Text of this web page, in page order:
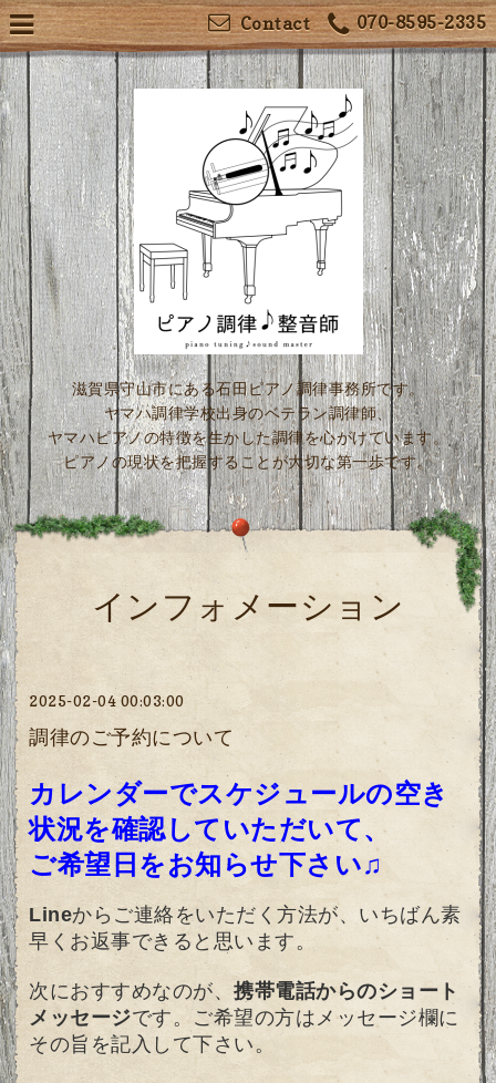
070-8595-2335
Contact
滋賀県守山市にある石田ピアノ調律事務所です。
ヤマハ調律学校出身のベテラン調律師、
ヤマハピアノの特徴を生かした調律を心がけています。
ピアノの現状を把握することが大切な第一歩です。
インフォメーション
2025-02-04 00:03:00
調律のご予約について
カレンダーでスケジュールの空き
状況を確認していただいて、
ご希望日をお知らせ下さい♫
Lineからご連絡をいただく方法が、いちばん素
早くお返事できると思います。
次におすすめなのが、携帯電話からのショート
メッセージです。ご希望の方はメッセージ欄に
その旨を記入して下さい。